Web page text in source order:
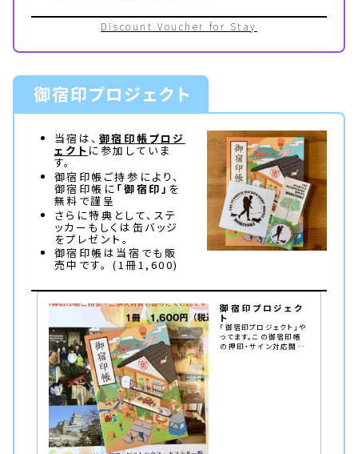
Discount Voucher for Stay
御宿印プロジェクト
当宿は、 御宿印帳プロジ
ェクト に参加していま
す。
御宿印帳ご持参により、
御宿印帳に 「御宿印」 を
無料で謹呈
さらに特典として、ステ
ッカーもしくは缶バッジ
をプレゼント。
御宿印帳は当宿でも販
売中です。 (1冊1,600)
御宿印プロジェク
ト
「御宿印プロジェクト」や
ってます。この御宿印帳
の押印・サイン対応開